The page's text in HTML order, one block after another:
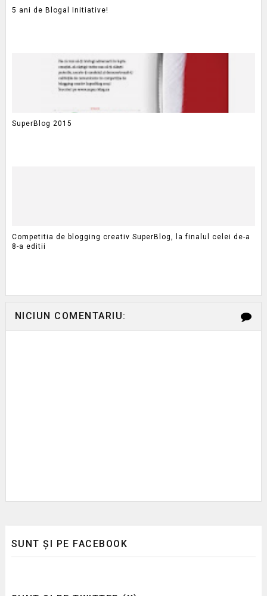
5 ani de Blogal Initiative!
SuperBlog 2015
Competitia de blogging creativ SuperBlog, la finalul celei de-a
8-a editii
NICIUN COMENTARIU:
SUNT ȘI PE FACEBOOK